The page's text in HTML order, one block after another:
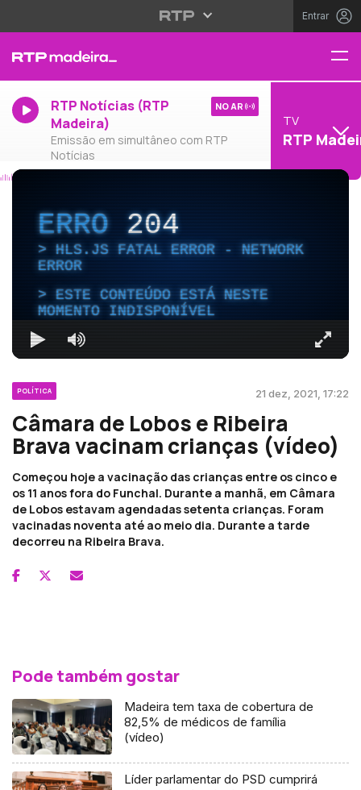
Entrar
RTP Notícias (RTP
Madeira)
Emissão em simultâneo com RTP
Notícias
NO AR
TV
RTP
ERRO204
HLS.JS FATAL ERROR - NETWORK
ERROR
ESTE CONTEÚDO ESTÁ NESTE
MOMENTO INDISPONÍVEL
POLÍTICA 21 dez, 2021, 17:22
Câmara de Lobos e Ribeira
Brava vacinam crianças (vídeo)
Começou hoje a vacinação das crianças entre os cinco e
os 11 anos fora do Funchal. Durante a manhã, em Câmara
de Lobos estavam agendadas setenta crianças. Foram
vacinadas noventa até ao meio dia. Durante a tarde
decorreu na Ribeira Brava.
Pode também gostar
Madeira tem taxa de cobertura de
82,5% de médicos de família
(vídeo)
Líder parlamentar do PSD cumprirá